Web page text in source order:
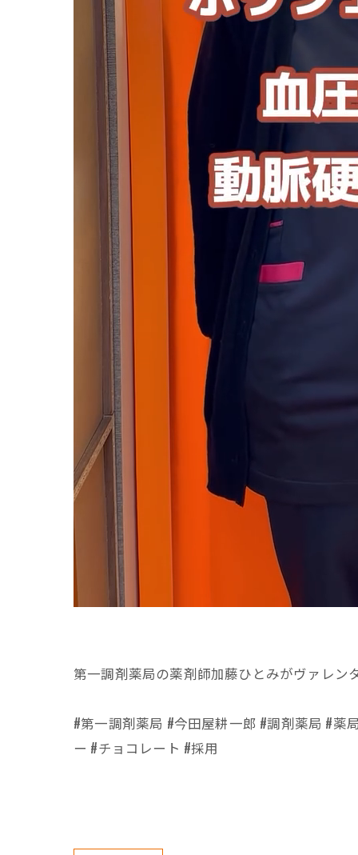
第一調剤薬局の薬剤師加藤ひとみがヴァレン
#第一調剤薬局 #今田屋耕一郎 #調剤薬局 #薬
ー #チョコレート #採用